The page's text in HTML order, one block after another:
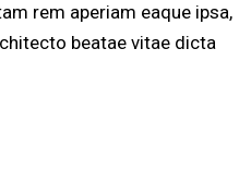
rem aperiam eaque ipsa,
beatae vitae dicta